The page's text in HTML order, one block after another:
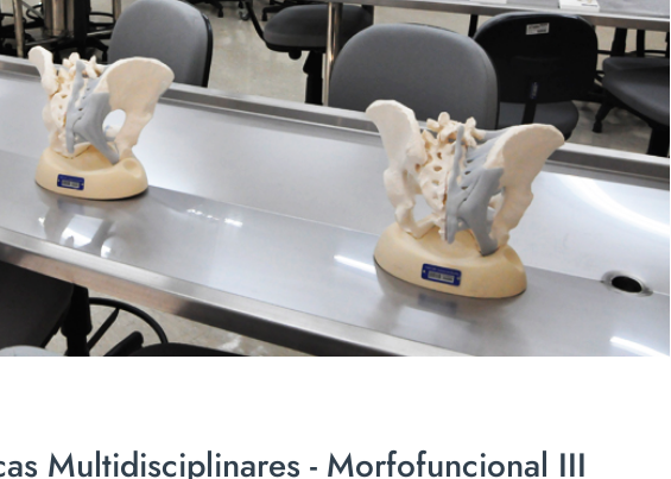
Multidisciplinares - Morfofuncional III